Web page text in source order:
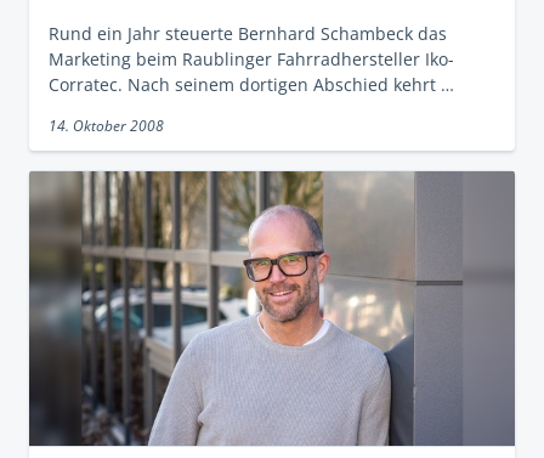
Rund ein Jahr steuerte Bernhard Schambeck das
Marketing beim Raublinger Fahrradhersteller Iko-
Corratec. Nach seinem dortigen Abschied kehrt …
14. Oktober 2008